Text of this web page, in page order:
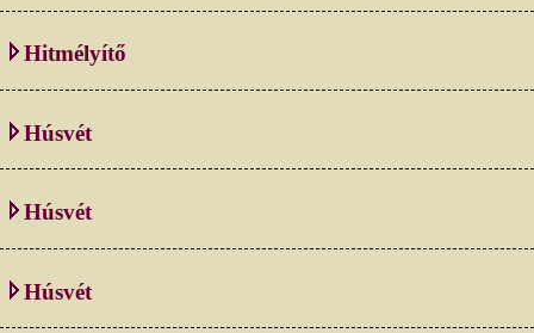
Hitmélyítő
Húsvét
Húsvét
Húsvét